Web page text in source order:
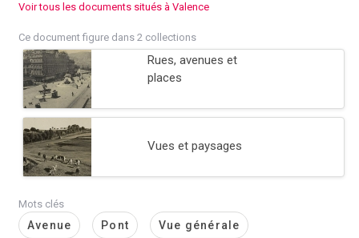
Voir tous les documents situés à Valence
Ce document figure dans 2 collections
Rues, avenues et
places
Vues et paysages
Mots clés
Avenue Pont Vue générale